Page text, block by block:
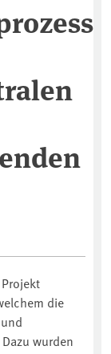
die
wurden